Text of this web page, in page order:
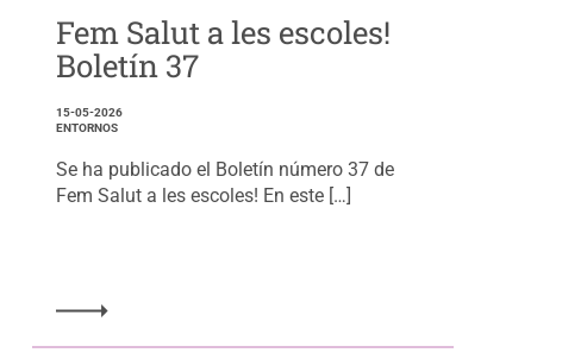
Fem Salut a les escoles!
Boletín 37
15-05-2026
ENTORNOS
Se ha publicado el Boletín número 37 de
Fem Salut a les escoles! En este […]